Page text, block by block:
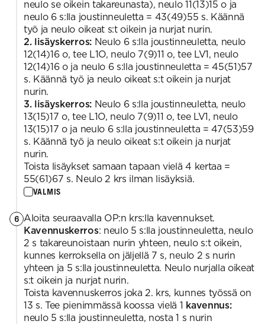
neulo se oikein takareunasta), neulo 11(13)15 o ja
neulo 6 s:lla joustinneuletta = 43(49)55 s. Käännä
työ ja neulo oikeat s:t oikein ja nurjat nurin.
2. lisäyskerros:Neulo 6 s:lla joustinneuletta, neulo
12(14)16 o, tee L1O, neulo 7(9)11 o, tee LV1, neulo
12(14)16 o ja neulo 6 s:lla joustinneuletta = 45(51)57
s. Käännä työ ja neulo oikeat s:t oikein ja nurjat
nurin.
3. lisäyskerros:Neulo 6 s:lla joustinneuletta, neulo
13(15)17 o, tee L1O, neulo 7(9)11 o, tee LV1, neulo
13(15)17 o ja neulo 6 s:lla joustinneuletta = 47(53)59
s. Käännä työ ja neulo oikeat s:t oikein ja nurjat
nurin.
Toista lisäykset samaan tapaan vielä 4 kertaa =
55(61)67 s. Neulo 2 krs ilman lisäyksiä.
VALMIS
6 Aloita seuraavalla OP:n krs:lla kavennukset.
Kavennuskerros: neulo 5 s:lla joustinneuletta, neulo
2 s takareunoistaan nurin yhteen, neulo s:t oikein,
kunnes kerroksella on jäljellä 7 s, neulo 2 s nurin
yhteen ja 5 s:lla joustinneuletta. Neulo nurjalla oikeat
s:t oikein ja nurjat nurin.
Toista kavennuskerros joka 2. krs, kunnes työssä on
13 s. Tee pienimmässä koossa vielä 1 kavennus:
neulo 5 s:lla joustinneuletta, nosta 1 s nurin